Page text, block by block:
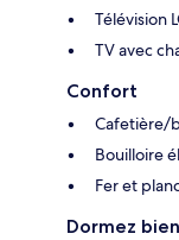
Télévision
TV avec
Confort
Cafetière/
Bouilloire
Fer et
Dormez bien